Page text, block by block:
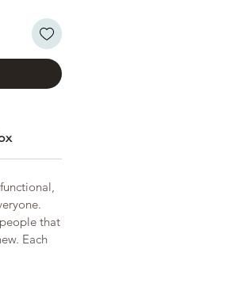
that
Each